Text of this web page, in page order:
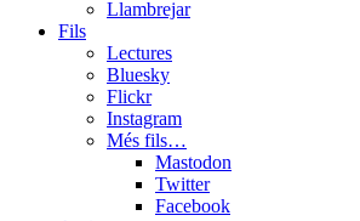
Llambrejar
Fils
Lectures
Bluesky
Flickr
Instagram
Més fils…
Mastodon
Twitter
Facebook